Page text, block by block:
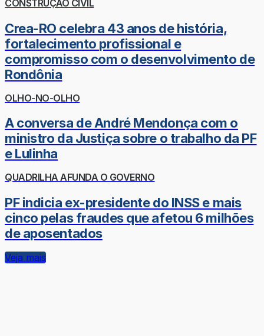
CONSTRUÇÃO CIVIL
Crea-RO celebra 43 anos de história,
fortalecimento profissional e
compromisso com o desenvolvimento de
Rondônia
OLHO-NO-OLHO
A conversa de André Mendonça com o
ministro da Justiça sobre o trabalho da PF
e Lulinha
QUADRILHA AFUNDA O GOVERNO
PF indicia ex-presidente do INSS e mais
cinco pelas fraudes que afetou 6 milhões
de aposentados
Veja mais